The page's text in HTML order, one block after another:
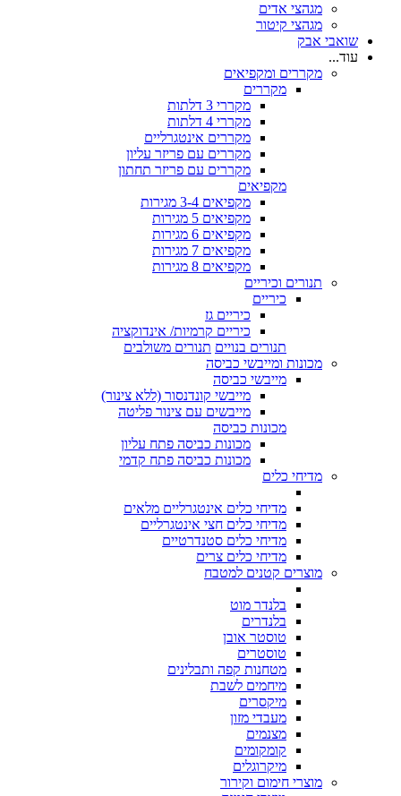
מגהצי אדים
מגהצי קיטור
שואבי אבק
עוד...
מקררים ומקפיאים
מקררים
מקררי 3 דלתות
מקררי 4 דלתות
מקררים אינטגרליים
מקררים עם פריזר עליון
מקררים עם פריזר תחתון
מקפיאים
מקפיאים 3-4 מגירות
מקפיאים 5 מגירות
מקפיאים 6 מגירות
מקפיאים 7 מגירות
מקפיאים 8 מגירות
תנורים וכיריים
כיריים
כיריים גז
כיריים קרמיות/ אינדוקציה
תנורים בנויים תנורים משולבים
מכונות ומייבשי כביסה
מייבשי כביסה
מייבשי קונדנסור (ללא צינור)
מייבשים עם צינור פליטה
מכונות כביסה
מכונות כביסה פתח עליון
מכונות כביסה פתח קדמי
מדיחי כלים
מדיחי כלים אינטגרליים מלאים
מדיחי כלים חצי אינטגרליים
מדיחי כלים סטנדרטיים
מדיחי כלים צרים
מוצרים קטנים למטבח
בלנדר מוט
בלנדרים
טוסטר אובן
טוסטרים
מטחנות קפה ותבלינים
מיחמים לשבת
מיקסרים
מעבדי מזון
מצנמים
קומקומים
מיקרוגלים
מוצרי חימום וקירור